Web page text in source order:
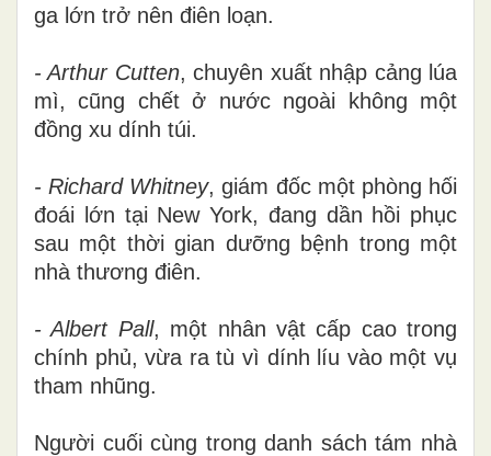
ga lớn trở nên điên loạn.
- Arthur Cutten, chuyên xuất nhập cảng lúa
mì, cũng chết ở nước ngoài không một
đồng xu dính túi.
- Richard Whitney, giám đốc một phòng hối
đoái lớn tại New York, đang dần hồi phục
sau một thời gian dưỡng bệnh trong một
nhà thương điên.
- Albert Pall, một nhân vật cấp cao trong
chính phủ, vừa ra tù vì dính líu vào một vụ
tham nhũng.
Người cuối cùng trong danh sách tám nhà